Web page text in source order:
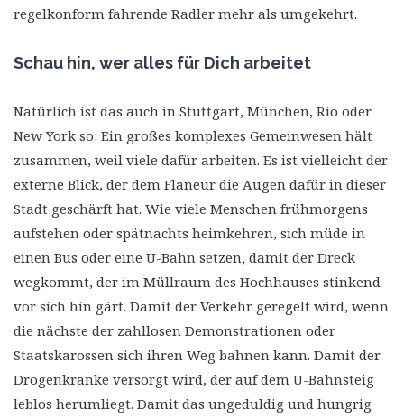
regelkonform fahrende Radler mehr als umgekehrt.
Schau hin, wer alles für Dich arbeitet
Natürlich ist das auch in Stuttgart, München, Rio oder
New York so: Ein großes komplexes Gemeinwesen hält
zusammen, weil viele dafür arbeiten. Es ist vielleicht der
externe Blick, der dem Flaneur die Augen dafür in dieser
Stadt geschärft hat. Wie viele Menschen frühmorgens
aufstehen oder spätnachts heimkehren, sich müde in
einen Bus oder eine U-Bahn setzen, damit der Dreck
wegkommt, der im Müllraum des Hochhauses stinkend
vor sich hin gärt. Damit der Verkehr geregelt wird, wenn
die nächste der zahllosen Demonstrationen oder
Staatskarossen sich ihren Weg bahnen kann. Damit der
Drogenkranke versorgt wird, der auf dem U-Bahnsteig
leblos herumliegt. Damit das ungeduldig und hungrig